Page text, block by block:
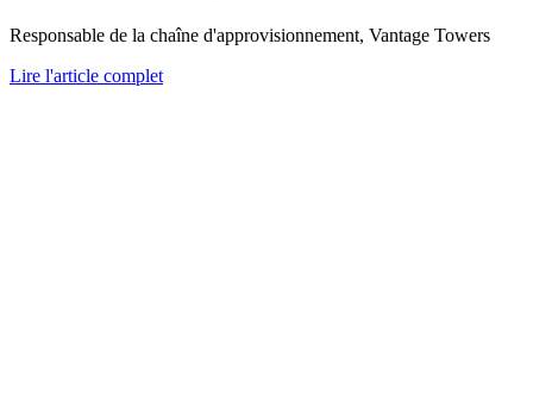
Responsable de la chaîne d'approvisionnement, Vantage Towers
Lire l'article complet